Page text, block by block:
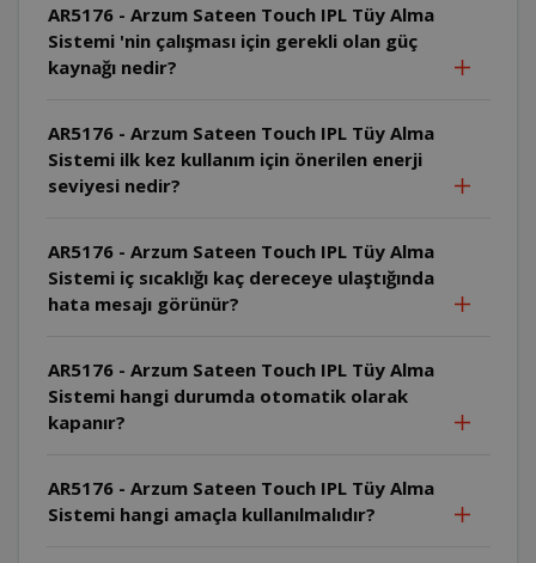
AR5176 - Arzum Sateen Touch IPL Tüy Alma
Sistemi 'nin çalışması için gerekli olan güç
kaynağı nedir?
AR5176 - Arzum Sateen Touch IPL Tüy Alma
Sistemi ilk kez kullanım için önerilen enerji
seviyesi nedir?
AR5176 - Arzum Sateen Touch IPL Tüy Alma
Sistemi iç sıcaklığı kaç dereceye ulaştığında
hata mesajı görünür?
AR5176 - Arzum Sateen Touch IPL Tüy Alma
Sistemi hangi durumda otomatik olarak
kapanır?
AR5176 - Arzum Sateen Touch IPL Tüy Alma
Sistemi hangi amaçla kullanılmalıdır?